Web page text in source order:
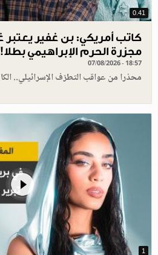
0.41
كاتب أمريكي: بن غفير
مجزرة الحرم الإبراهيمي بطلا!
07/08/2026 - 18:57
محذرا من عواقب التطرّف الإسرائيلي..
1